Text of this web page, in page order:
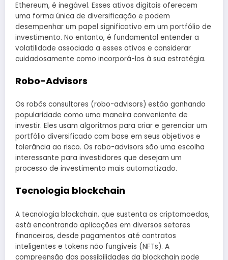
Ethereum, é inegável. Esses ativos digitais oferecem
uma forma única de diversificação e podem
desempenhar um papel significativo em um portfólio de
investimento. No entanto, é fundamental entender a
volatilidade associada a esses ativos e considerar
cuidadosamente como incorporá-los à sua estratégia.
Robo-Advisors
Os robôs consultores (robo-advisors) estão ganhando
popularidade como uma maneira conveniente de
investir. Eles usam algoritmos para criar e gerenciar um
portfólio diversificado com base em seus objetivos e
tolerância ao risco. Os robo-advisors são uma escolha
interessante para investidores que desejam um
processo de investimento mais automatizado.
Tecnologia blockchain
A tecnologia blockchain, que sustenta as criptomoedas,
está encontrando aplicações em diversos setores
financeiros, desde pagamentos até contratos
inteligentes e tokens não fungíveis (NFTs). A
compreensão das possibilidades da blockchain pode